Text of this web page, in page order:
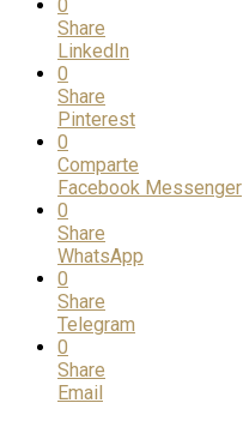
0
Share
LinkedIn
0
Share
Pinterest
0
Comparte
Facebook Messenger
0
Share
WhatsApp
0
Share
Telegram
0
Share
Email